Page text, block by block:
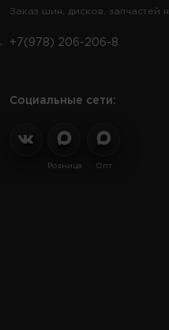
Заказ шин, дисков, запчастей
+7(978) 206-206-8
Социальные сети:
Розница Опт